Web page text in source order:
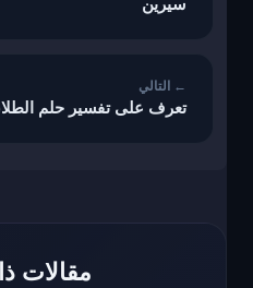
سيرين
تعرف على تفسير حلم
مقالات